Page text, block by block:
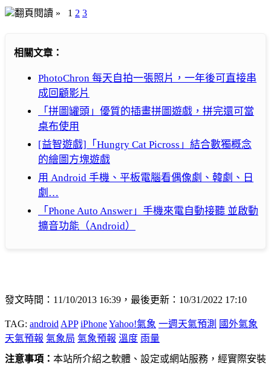
翻頁閱讀 » 1 2 3
相關文章：
PhotoChron 每天自拍一張照片，一年後可直接串
成回顧影片
「拼圖罐頭」優質的插畫拼圖遊戲，拼完還可當
桌布使用
[益智遊戲]「Hungry Cat Picross」結合數獨概念
的繪圖方塊遊戲
用 Android 手機、平板電腦看偶像劇、韓劇、日
劇…
「Phone Auto Answer」手機來電自動接聽 並啟動
擴音功能（Android）
發文時間：11/10/2013 16:39，最後更新：10/31/2022 17:10
TAG: android APP iPhoneYahoo!氣象 一週天氣預測
國外氣象
天氣預報 氣象局 氣象預報 溫度 雨量
注意事項： 本站所介紹之軟體、設定或網站服務，經實際安裝